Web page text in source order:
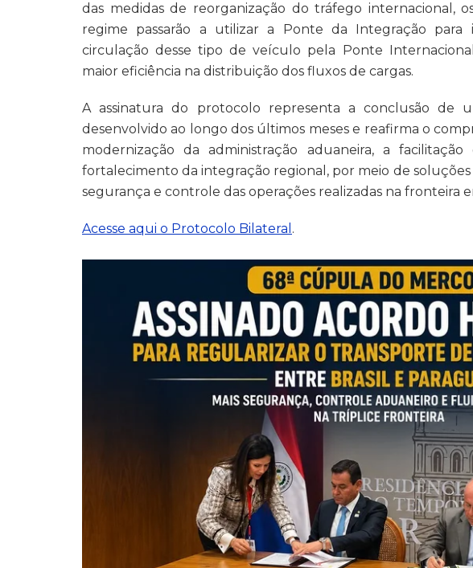
das medidas de reorganização do tráfego internacional,
regime passarão a utilizar a Ponte da Integração para
circulação desse tipo de veículo pela Ponte
maior eficiência na distribuição dos fluxos de cargas.
A assinatura do protocolo representa a conclusão de
desenvolvido ao longo dos últimos meses e reafirma o
modernização da administração aduaneira, a
fortalecimento da integração regional, por meio de
segurança e controle das operações realizadas na fronteira
Acesse aqui o Protocolo Bilateral .